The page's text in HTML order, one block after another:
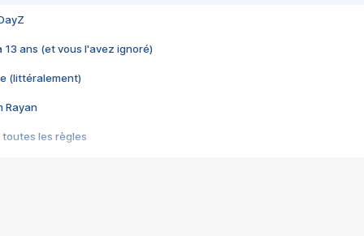
13 ans (et vous l'avez ignoré)
(littéralement)
Rayan
toutes les règles